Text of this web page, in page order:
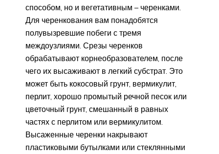
способом, но и вегетативным – черенками.
Для черенкования вам понадобятся
полувызревшие побеги с тремя
междоузлиями. Срезы черенков
обрабатывают корнеобразователем, после
чего их высаживают в легкий субстрат. Это
может быть кокосовый грунт, вермикулит,
перлит, хорошо промытый речной песок или
цветочный грунт, смешанный в равных
частях с перлитом или вермикулитом.
Высаженные черенки накрывают
пластиковыми бутылками или стеклянными